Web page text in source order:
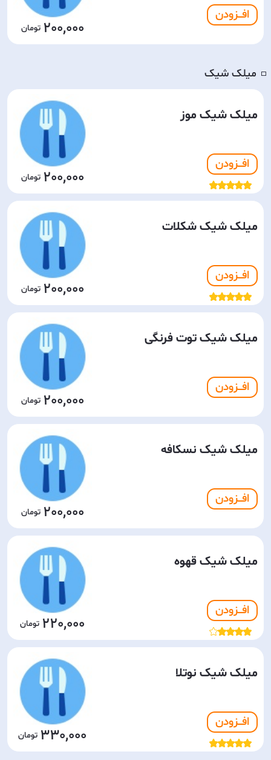
افـــزودن
200,000
◽️ میلک شیک
میلک شیک موز
افـــزودن
200,000
میلک شیک شکلات
افـــزودن
200,000
میلک شیک توت فرنگی
افـــزودن
200,000
میلک شیک نسکافه
افـــزودن
200,000
میلک شیک قهوه
افـــزودن
220,000
میلک شیک نوتلا
افـــزودن
330,000